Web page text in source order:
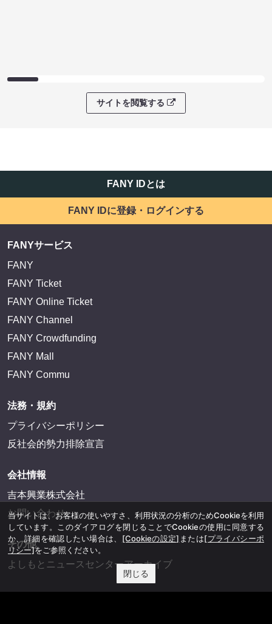
サイトを閲覧する
FANY IDとは
FANY IDに登録・ログインする
FANYサービス
FANY
FANY Ticket
FANY Online Ticket
FANY Channel
FANY Crowdfunding
FANY Mall
FANY Commu
法務・規約
プライバシーポリシー
反社会的勢力排除宣言
会社情報
吉本興業株式会社
お問い合わせ
その他
よしもとニュースセンターアーカイブ
当サイトは、お客様の使いやすさ、利用状況の分析のためCookieを利用
しています。このダイアログを閉じることでCookieの使用に同意する
か、詳細を確認したい場合は、 [Cookieの設定] または[プライバシーポ
リシー]をご参照ください。
閉じる